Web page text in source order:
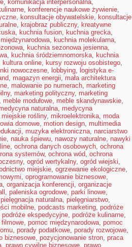
, komunikacja interpersonalna,
, konferencje naukowe żywienie,
, konsultacje obywatelskie, konsultacje
, krajobraz publiczny, kreatywne
, kuchnia fusion, kuchnia grecka,
, kuchnia molekularna,
, kuchnia sezonowa jesienna,
, kuchnia śródziemnomorska, kuchnia
kultura online, kursy rozwoju osobistego,
nowoczesne, lobbying, logistyka e-
, magazyn energii, mała architektura
, malowanie po numerach, marketing
, marketing polityczny, marketing
, meble modułowe, meble skandynawskie,
naturalna, medycyna
miejskie rośliny, mikroelektronika, moda
domowe, motion design, multimedia
, muzyka elektroniczna, narciarstwo
, nauka śpiewu, nawozy naturalne, nawyki
, ochrona danych osobowych, ochrona
systemów, ochrona wód, ochrona
, ogród wertykalny, ogród wiejski,
miejskie, ogrzewanie ekologiczne,
, oprogramowanie biznesowe,
, organizacja konferencji, organizacje
, paleniska ogrodowe, parki linowe,
pielęgnacja naturalna, pielęgniarstwo,
mobilne, podcasts marketing, podróże
podróże ekspedycyjne, podróże kulinarne,
, pomoc międzynarodowa, pomoc
, porady podatkowe, porady rozwojowe,
biznesowe, pozycjonowanie stron, praca
, prawo cywilne biznesowe, prawo